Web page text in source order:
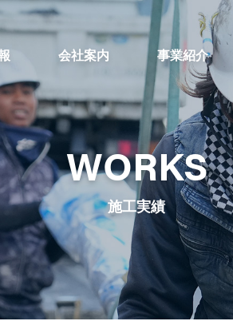
会社案内 事業紹介
WORKS
施工実績